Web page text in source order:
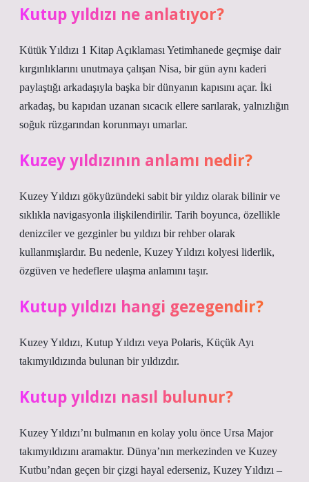
Kutup yıldızı ne anlatıyor?
Kütük Yıldızı 1 Kitap Açıklaması Yetimhanede geçmişe dair
kırgınlıklarını unutmaya çalışan Nisa, bir gün aynı kaderi
paylaştığı arkadaşıyla başka bir dünyanın kapısını açar. İki
arkadaş, bu kapıdan uzanan sıcacık ellere sarılarak, yalnızlığın
soğuk rüzgarından korunmayı umarlar.
Kuzey yıldızının anlamı nedir?
Kuzey Yıldızı gökyüzündeki sabit bir yıldız olarak bilinir ve
sıklıkla navigasyonla ilişkilendirilir. Tarih boyunca, özellikle
denizciler ve gezginler bu yıldızı bir rehber olarak
kullanmışlardır. Bu nedenle, Kuzey Yıldızı kolyesi liderlik,
özgüven ve hedeflere ulaşma anlamını taşır.
Kutup yıldızı hangi gezegendir?
Kuzey Yıldızı, Kutup Yıldızı veya Polaris, Küçük Ayı
takımyıldızında bulunan bir yıldızdır.
Kutup yıldızı nasıl bulunur?
Kuzey Yıldızı’nı bulmanın en kolay yolu önce Ursa Major
takımyıldızını aramaktır. Dünya’nın merkezinden ve Kuzey
Kutbu’ndan geçen bir çizgi hayal ederseniz, Kuzey Yıldızı –